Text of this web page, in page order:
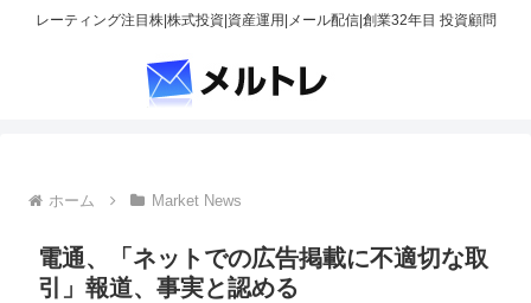
レーティング注目株|株式投資|資産運用|メール配信|創業32年目 投資顧問
ホーム Market News
電通、「ネットでの広告掲載に不適切な取
引」報道、事実と認める